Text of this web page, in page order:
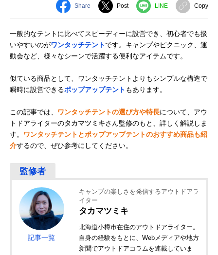
Share Post LINE Copy
一般的なテントに比べてスピーディーに設営でき、初心者でも扱
いやすいのがワンタッチテントです。キャンプやピクニック、運
動会など、様々なシーンで活躍する便利なアイテムです。
似ている商品として、ワンタッチテントよりもシンプルな構造で
瞬時に設営できるポップアップテント もあります。
この記事では、 ワンタッチテントの選び方や特長について、アウ
トドアライターのタカマツミキさん監修のもと、詳しく解説しま
す。 ワンタッチテントとポップアップテントのおすすめ商品も紹
介するので、ぜひ参考にしてください。
記事一覧
キャンプの楽しさを発信するアウトドアラ
イター
タカマツミキ
北海道小樽市在住のアウトドアライター。
自身の経験をもとに、Webメディアや地方
新聞でアウトドアコラムを連載していま